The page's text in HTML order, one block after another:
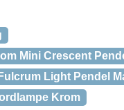
Mini Crescent
Light Pendel
Krom